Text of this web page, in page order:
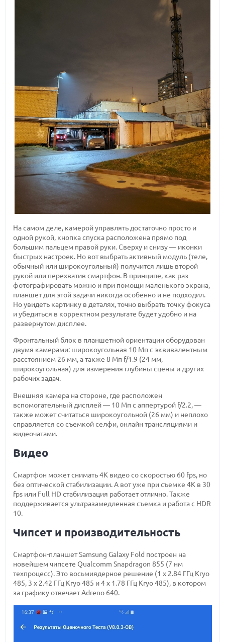
На самом деле, камерой управлять достаточно просто и
одной рукой, кнопка спуска расположена прямо под
большим пальцем правой руки. Сверху и снизу — иконки
быстрых настроек. Но вот выбрать активный модуль (теле,
обычный или широкоугольный) получится лишь второй
рукой или перехватив смартфон. В принципе, как раз
фотографировать можно и при помощи маленького экрана,
планшет для этой задачи никогда особенно и не подходил.
Но увидеть картинку в деталях, точно выбрать точку фокуса
и убедиться в корректном результате будет удобно и на
развернутом дисплее.
Фронтальный блок в планшетной ориентации оборудован
двумя камерами: широкоугольная 10 Мп с эквивалентным
расстоянием 26 мм, а также 8 Мп f/1.9 (24 мм,
широкоугольная) для измерения глубины сцены и других
рабочих задач.
Внешняя камера на стороне, где расположен
вспомогательный дисплей — 10 Мп с аппертурой f/2.2, —
также может считаться широкоугольной (26 мм) и неплохо
справляется со съемкой селфи, онлайн трансляциями и
видеочатами.
Видео
Смартфон может снимать 4К видео со скоростью 60 fps, но
без оптической стабилизации. А вот уже при съемке 4К в 30
fps или Full HD стабилизация работает отлично. Также
поддерживается ультразамедленная съемка и работа с HDR
10.
Чипсет и производительность
Смартфон-планшет Samsung Galaxy Fold построен на
новейшем чипсете Qualcomm Snapdragon 855 (7 нм
техпроцесс). Это восьмиядерное решение (1 x 2.84 ГГц Kryo
485, 3 x 2.42 ГГц Kryo 485 и 4 x 1.78 ГГц Kryo 485), в котором
за графику отвечает Adreno 640.